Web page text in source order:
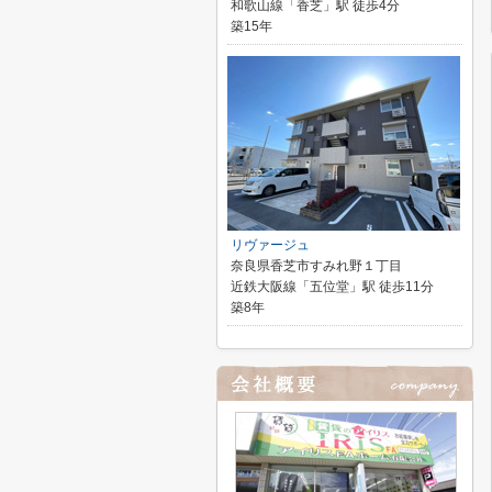
和歌山線「香芝」駅 徒歩4分
築15年
リヴァージュ
奈良県香芝市すみれ野１丁目
近鉄大阪線「五位堂」駅 徒歩11分
築8年